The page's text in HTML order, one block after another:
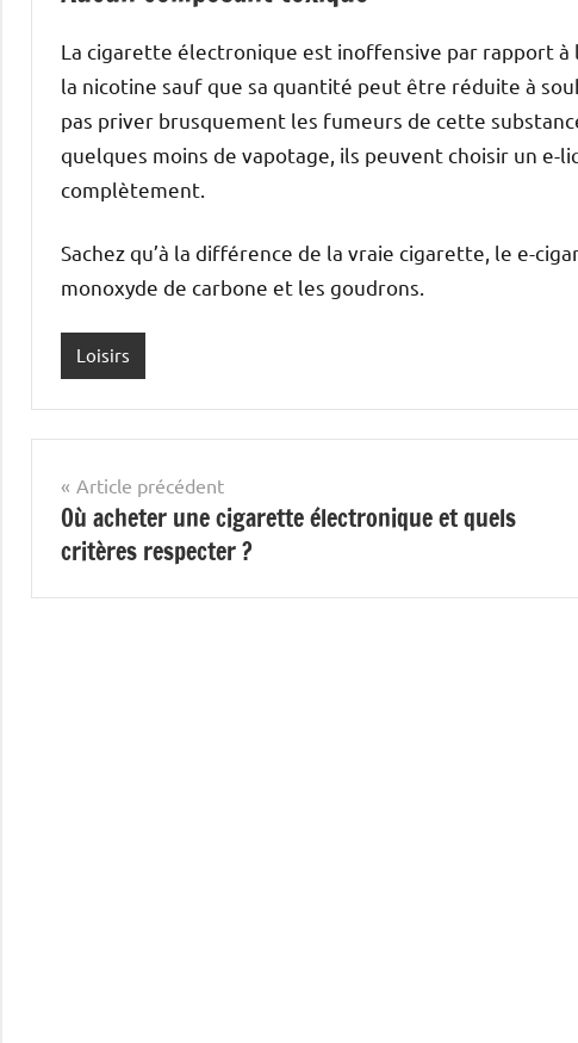
La cigarette électronique est inoffensive par rapport
la nicotine sauf que sa quantité peut être réduite à
pas priver brusquement les fumeurs de cette
quelques moins de vapotage, ils peuvent choisir un e-
complètement.
Sachez qu’à la différence de la vraie cigarette, le e-
monoxyde de carbone et les goudrons.
Loisirs
Navigation
de
l’article
Article précédent
Où acheter une cigarette électronique et quels
critères respecter ?